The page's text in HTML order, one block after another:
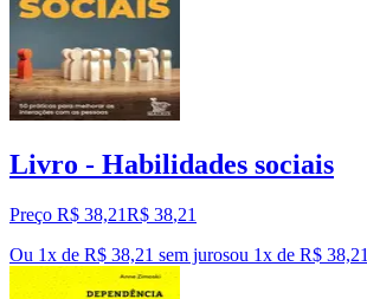
Livro - Habilidades sociais
Preço R$ 38,21R$ 38,21
Ou 1x de R$ 38,21 sem jurosou 1x de R$ 38,21